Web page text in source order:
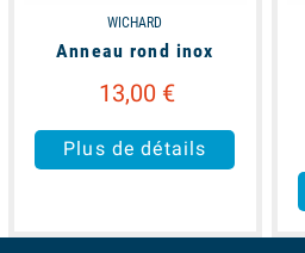
WICHARD
Anneau rond inox
13,00 €
Plus de détails